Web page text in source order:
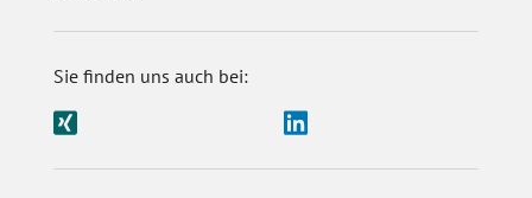
Sie finden uns auch bei: